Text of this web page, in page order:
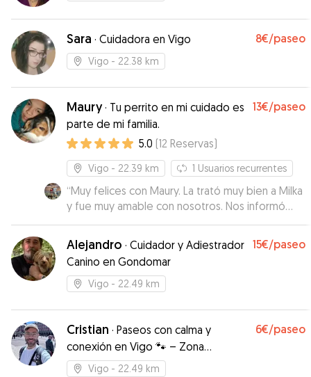
Sara · Cuidadora en Vigo 8€/paseo
Vigo - 22.38 km
Maury· Tu perrito en mi cuidado es
parte de mi familia.
13€/paseo
5.0 (12 Reservas)
Vigo - 22.39 km 1 Usuarios recurrentes
“Muy felices con Maury. La trató muy bien a Milka
y fue muy amable con nosotros. Nos informó
todo lo que hizo Milka en nuestra ausencia y la
recibimos muy cuidada. Recomendable!”
Alejandro · Cuidador y Adiestrador
Canino en Gondomar
15€/paseo
Vigo - 22.49 km
Cristian · Paseos con calma y
conexión en Vigo 🐾 – Zona
Torrecedeira y alrededores
6€/paseo
Vigo - 22.49 km